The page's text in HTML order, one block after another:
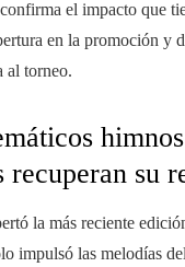
el impacto que
en la promoción y
al torneo.
recuperan su
la más reciente
impulsó las melodías